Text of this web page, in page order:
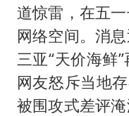
道惊雷，在五
网络空间。消
三亚“天价海鲜
网友怒斥当地
被围攻式差评